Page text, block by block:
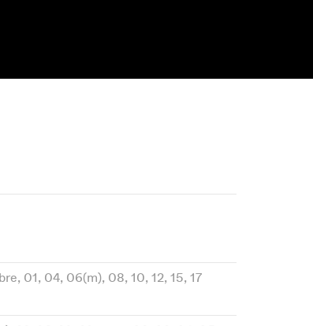
01, 04, 06(m), 08, 10, 12, 15, 17